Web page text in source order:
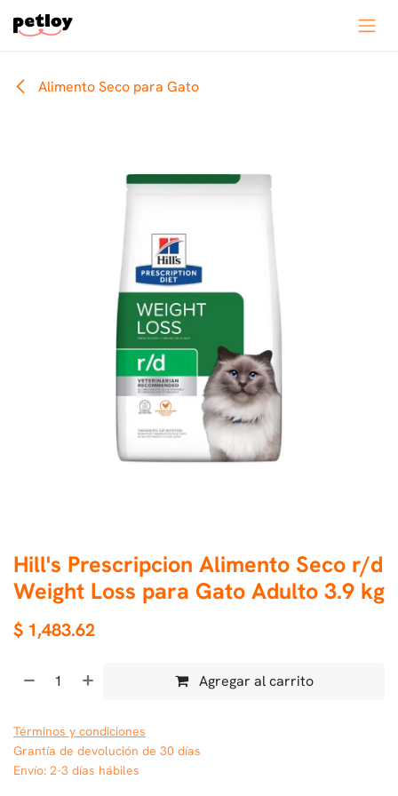
Alimento Seco para Gato
Hill's Prescripcion Alimento Seco r/d
Weight Loss para Gato Adulto 3.9 kg
$ 1,483.62
Agregar al carrito
Términos y condiciones
Grantía de devolución de 30 días
Envío: 2-3 días hábiles